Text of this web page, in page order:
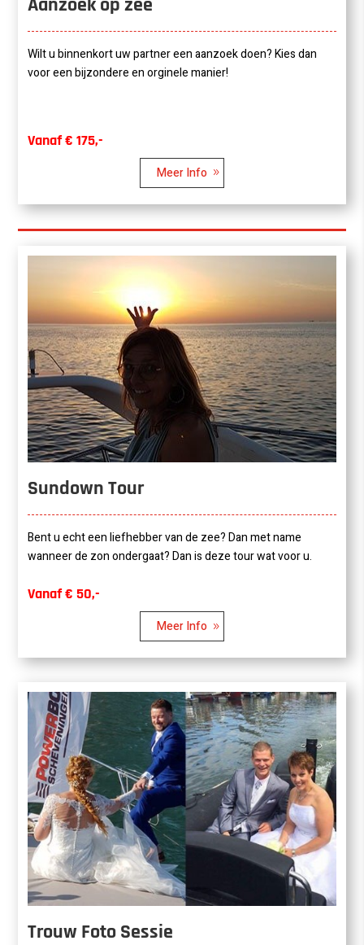
Wilt u binnenkort uw partner een aanzoek doen? Kies dan
voor een bijzondere en orginele manier!
Vanaf € 175,-
Meer Info
Sundown Tour
Bent u echt een liefhebber van de zee? Dan met name
wanneer de zon ondergaat? Dan is deze tour wat voor u.
Vanaf € 50,-
Meer Info
Trouw Foto Sessie